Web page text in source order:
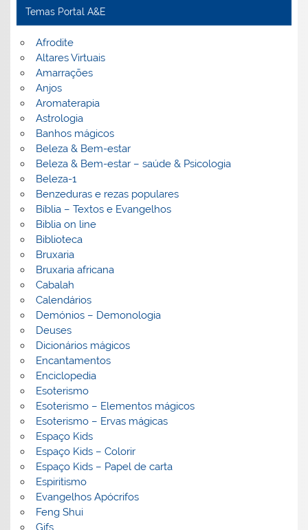
Temas Portal A&E
Afrodite
Altares Virtuais
Amarrações
Anjos
Aromaterapia
Astrologia
Banhos mágicos
Beleza & Bem-estar
Beleza & Bem-estar – saúde & Psicologia
Beleza-1
Benzeduras e rezas populares
Bíblia – Textos e Evangelhos
Biblia on line
Biblioteca
Bruxaria
Bruxaria africana
Cabalah
Calendários
Demónios – Demonologia
Deuses
Dicionários mágicos
Encantamentos
Enciclopedia
Esoterismo
Esoterismo – Elementos mágicos
Esoterismo – Ervas mágicas
Espaço Kids
Espaço Kids – Colorir
Espaço Kids – Papel de carta
Espiritismo
Evangelhos Apócrifos
Feng Shui
Gifs